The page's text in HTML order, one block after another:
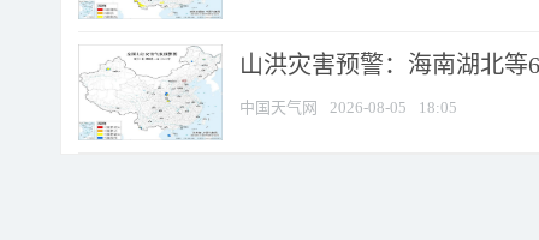
山洪灾害预警：海南湖北
中国天气网 2026-08-05 18:05